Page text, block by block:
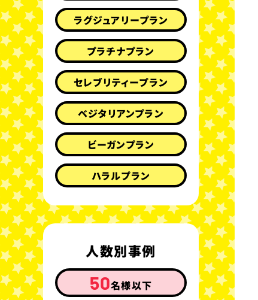
ラグジュアリープラン
プラチナプラン
セレブリティープラン
ベジタリアンプラン
ビーガンプラン
ハラルプラン
人数別事例
50名様以下